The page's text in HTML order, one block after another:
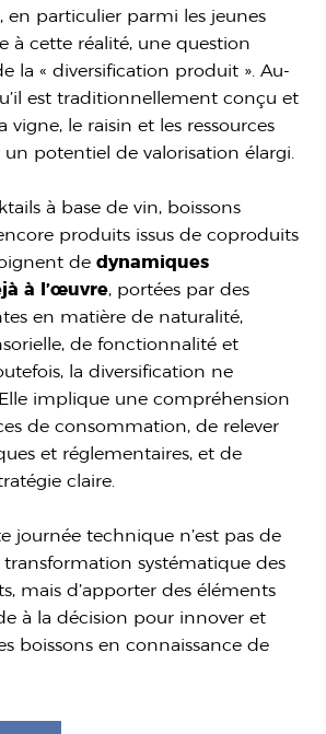
en particulier parmi les jeunes
à cette réalité, une question
la « diversification produit ». Au-
est traditionnellement conçu et
vigne, le raisin et les ressources
un potentiel de valorisation élargi.
à base de vin, boissons
produits issus de coproduits
dedynamiques
à l’œuvre, portées par des
en matière de naturalité,
de fonctionnalité et
la diversification ne
Elle implique une compréhension
de consommation, de relever
et réglementaires, et de
claire.
journée technique n’est pas de
systématique des
mais d’apporter des éléments
à la décision pour innover et
boissons en connaissance de